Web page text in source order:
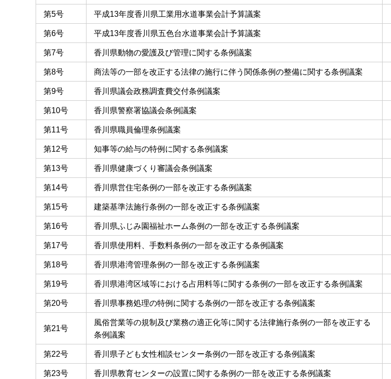
第5号 平成13年度香川県工業用水道事業会計予算議案
第6号 平成13年度香川県五色台水道事業会計予算議案
第7号 香川県動物の愛護及び管理に関する条例議案
第8号 商法等の一部を改正する法律の施行に伴う関係条例の整備に関する条例議案
第9号 香川県議会政務調査費交付条例議案
第10号 香川県警察署協議会条例議案
第11号 香川県職員倫理条例議案
第12号 知事等の給与の特例に関する条例議案
第13号 香川県健康づくり審議会条例議案
第14号 香川県営住宅条例の一部を改正する条例議案
第15号 建築基準法施行条例の一部を改正する条例議案
第16号 香川県ふじみ園福祉ホーム条例の一部を改正する条例議案
第17号 香川県使用料、手数料条例の一部を改正する条例議案
第18号 香川県港湾管理条例の一部を改正する条例議案
第19号 香川県港湾区域等における占用料等に関する条例の一部を改正する条例議案
第20号 香川県事務処理の特例に関する条例の一部を改正する条例議案
第21号
風俗営業等の規制及び業務の適正化等に関する法律施行条例の一部を改正する
条例議案
第22号 香川県子ども女性相談センター条例の一部を改正する条例議案
第23号 香川県教育センターの設置に関する条例の一部を改正する条例議案